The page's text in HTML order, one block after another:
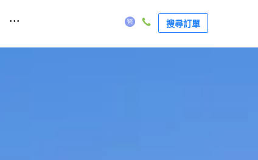
... 搜尋訂單